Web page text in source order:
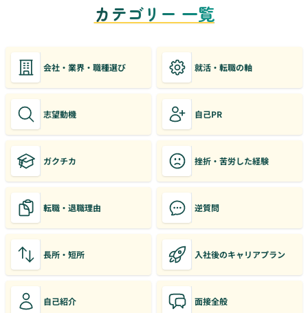
カテゴリー 一覧
会社・業界・職種選び 就活・転職の軸
志望動機 自己PR
ガクチカ 挫折・苦労した経験
転職・退職理由 逆質問
長所・短所 入社後のキャリアプラン
自己紹介 面接全般